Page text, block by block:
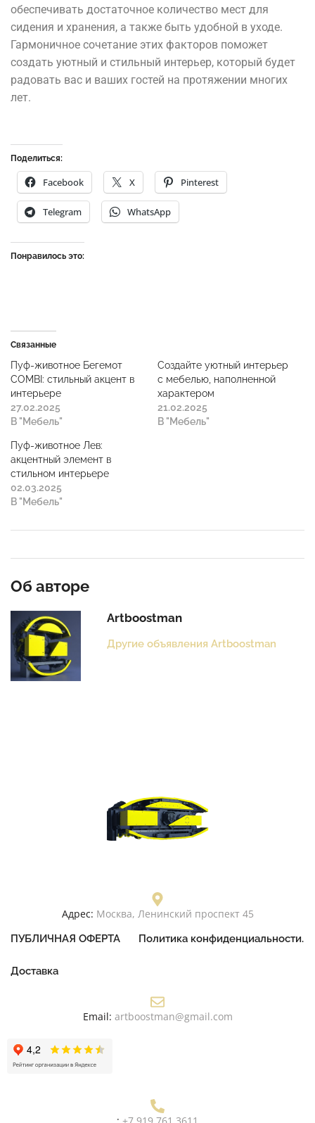
обеспечивать достаточное количество мест для
сидения и хранения, а также быть удобной в уходе.
Гармоничное сочетание этих факторов поможет
создать уютный и стильный интерьер, который будет
радовать вас и ваших гостей на протяжении многих
лет.
Поделиться:
Facebook X Pinterest
Telegram WhatsApp
Понравилось это:
Связанные
Пуф-животное Бегемот
COMBI: стильный акцент в
интерьере
27.02.2025
В "Мебель"
Создайте уютный интерьер
с мебелью, наполненной
характером
21.02.2025
В "Мебель"
Пуф-животное Лев:
акцентный элемент в
стильном интерьере
02.03.2025
В "Мебель"
Об авторе
Artboostman
Другие объявления Artboostman
Адрес: Москва, Ленинский проспект 45
ПУБЛИЧНАЯ ОФЕРТА Политика конфиденциальности.
Доставка
Email: artboostman@gmail.com